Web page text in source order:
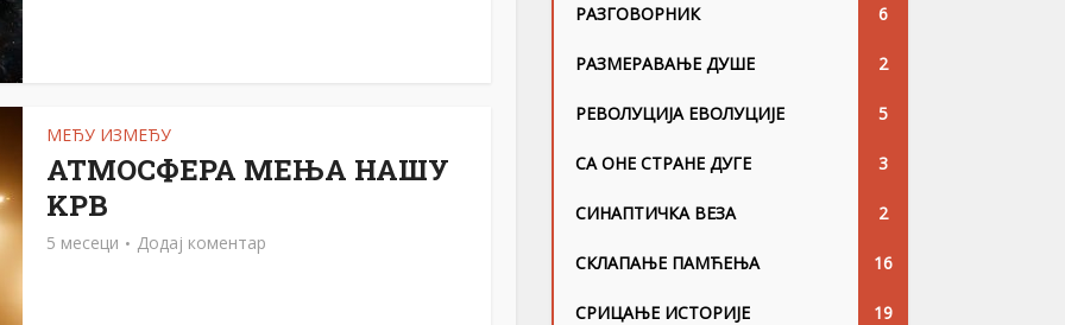
МЕЂУ ИЗМЕЂУ
АТМОСФЕРА МЕЊА НАШУ
KРВ
5 месеци Додај коментар
РАЗГОВОРНИК 6
РАЗМЕРАВАЊЕ ДУШЕ 2
РЕВОЛУЦИЈА ЕВОЛУЦИЈЕ 5
СА ОНЕ СТРАНЕ ДУГЕ 3
СИНАПТИЧКА ВЕЗА 2
СКЛАПАЊЕ ПАМЋЕЊА 16
СРИЦАЊЕ ИСТОРИЈЕ 19